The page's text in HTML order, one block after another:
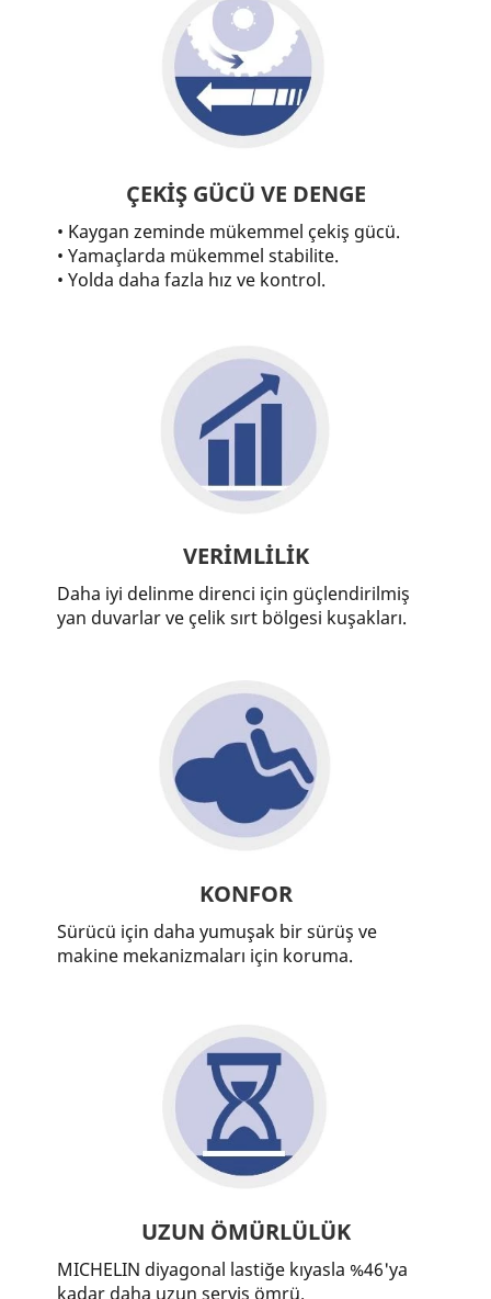
ÇEKİŞ GÜCÜ VE DENGE
• Kaygan zeminde mükemmel çekiş gücü.
• Yamaçlarda mükemmel stabilite.
• Yolda daha fazla hız ve kontrol.
VERİMLİLİK
Daha iyi delinme direnci için güçlendirilmiş
yan duvarlar ve çelik sırt bölgesi kuşakları.
KONFOR
Sürücü için daha yumuşak bir sürüş ve
makine mekanizmaları için koruma.
UZUN ÖMÜRLÜLÜK
MICHELIN diyagonal lastiğe kıyasla %46'ya
kadar daha uzun servis ömrü.